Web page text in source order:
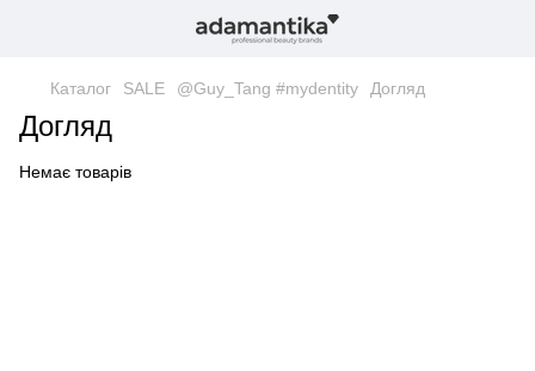
Каталог SALE @Guy_Tang #mydentity Догляд
Догляд
Немає товарів